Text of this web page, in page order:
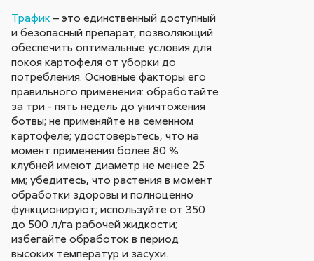
Трафик – это единственный доступный
и безопасный препарат, позволяющий
обеспечить оптимальные условия для
покоя картофеля от уборки до
потребления. Основные факторы его
правильного применения: обработайте
за три - пять недель до уничтожения
ботвы; не применяйте на семенном
картофеле; удостоверьтесь, что на
момент применения более 80 %
клубней имеют диаметр не менее 25
мм; убедитесь, что растения в момент
обработки здоровы и полноценно
функционируют; используйте от 350
до 500 л/га рабочей жидкости;
избегайте обработок в период
высоких температур и засухи.